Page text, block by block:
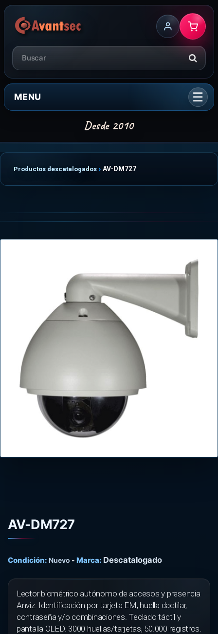
MENU
Productos descatalogados AV-DM727
AV-DM727
Condición: Nuevo - Marca: Descatalogado
Lector biométrico autónomo de accesos y presencia
Anviz. Identificación por tarjeta EM, huella dactilar,
contraseña y/o combinaciones. Teclado táctil y
pantalla OLED. 3000 huellas/tarjetas, 50.000 registros.